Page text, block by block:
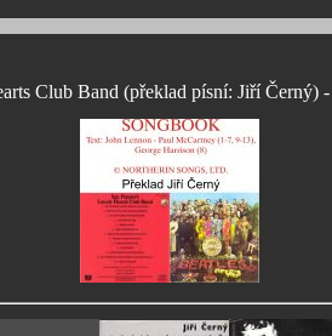
Club Band (překlad písní: Jiří Černý)